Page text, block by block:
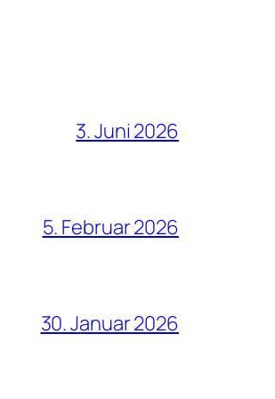
3. Juni 2026
5. Februar 2026
30. Januar 2026